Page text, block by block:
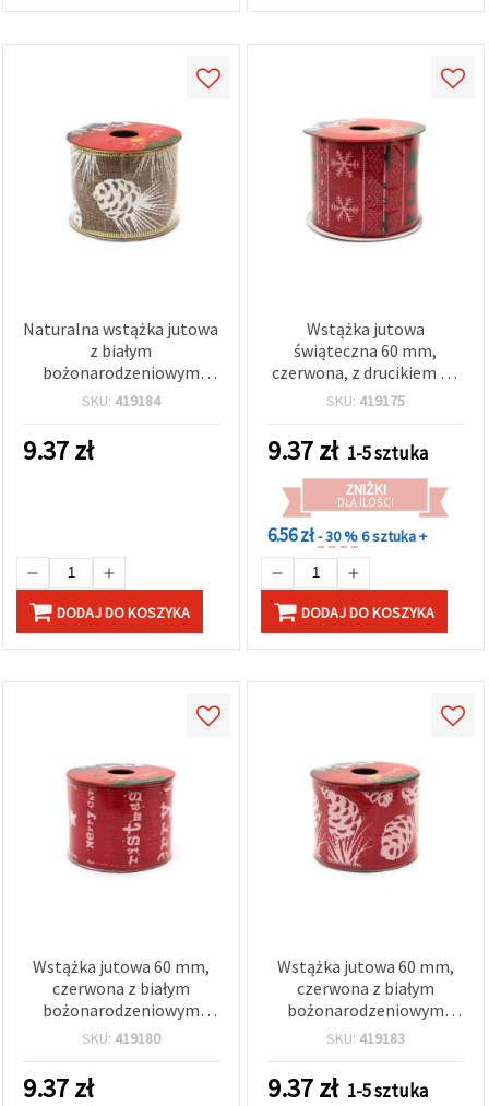
Naturalna wstążka jutowa
z białym
bożonarodzeniowym
nadrukiem, 60 mm x ~2,7
SKU: 419184
9.37zł
DODAJ DO KOSZYKA
Wstążka jutowa
świąteczna 60 mm,
czerwona, z drucikiem na
brzegach i czerwonym
reniferów, ~2,7 m
SKU: 419175
9.37zł 1-5 sztuka
ZNIŻKI
DLA ILOŚCI
6.56 zł- 30 %6 sztuka +
DODAJ DO KOSZYKA
Wstążka jutowa 60 mm,
czerwona z białym
bożonarodzeniowym
wzorem ~2,7 m
SKU: 419180
9.37zł
Wstążka jutowa 60 mm,
czerwona z białym
bożonarodzeniowym
nadrukiem ~2,7 m
SKU: 419183
9.37zł 1-5 sztuka